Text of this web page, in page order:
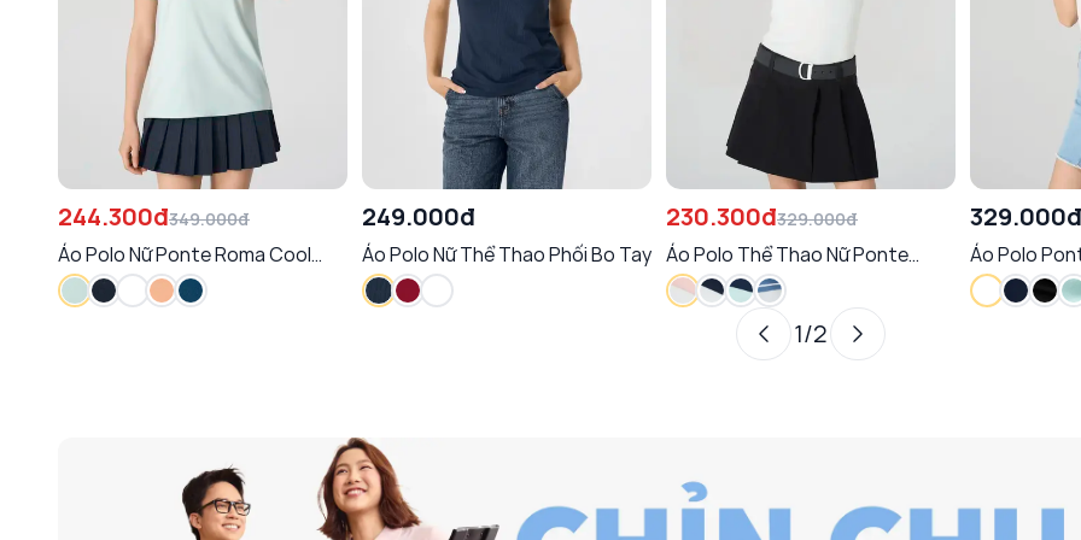
244.300đ349.000đ
Áo Polo Nữ Ponte Roma Cool
Dáng Suông
249.000đ
Áo Polo Nữ Thể Thao Phối Bo Tay
230.300đ329.000đ
Áo Polo Thể Thao Nữ Ponte
Roma Cool™ Năng Động
329.000đ
Áo Polo
lưới
1/2